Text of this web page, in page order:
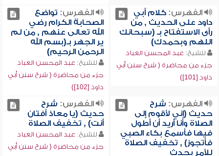
الفهرس:كلام أبي
داود على الحديث , من
رأى الاستفتاح بـ (سبحانك
اللهم وبحمدك)
للشيخ: عبد المحسن العباد
جزء من محاضرة ( شرح سنن أبي
داود [101])
الفهرس: تواضع
الصحابة الكرام رضي
الله تعالى عنهم , من لم
ير الجهر بـ(بسم الله
الرحمن الرحيم)
للشيخ: عبد المحسن العباد
جزء من محاضرة ( شرح سنن أبي
داود [102])
الفهرس: شرح
حديث (إني لأقوم إلى
الصلاة وأنا أريد أن أطول
فيها فأسمع بكاء الصبي
فأتجوز) , تخفيف الصلاة
للأمر يحدث
الفهرس: شرح
حديث (يا معاذ أفتان
أنت) , تخفيف الصلاة
للشيخ: عبد المحسن العباد
جزء من محاضرة ( شرح سنن أبي